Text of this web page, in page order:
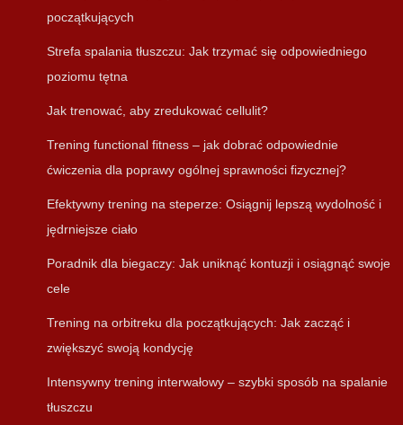
początkujących
Strefa spalania tłuszczu: Jak trzymać się odpowiedniego
poziomu tętna
Jak trenować, aby zredukować cellulit?
Trening functional fitness – jak dobrać odpowiednie
ćwiczenia dla poprawy ogólnej sprawności fizycznej?
Efektywny trening na steperze: Osiągnij lepszą wydolność i
jędrniejsze ciało
Poradnik dla biegaczy: Jak uniknąć kontuzji i osiągnąć swoje
cele
Trening na orbitreku dla początkujących: Jak zacząć i
zwiększyć swoją kondycję
Intensywny trening interwałowy – szybki sposób na spalanie
tłuszczu